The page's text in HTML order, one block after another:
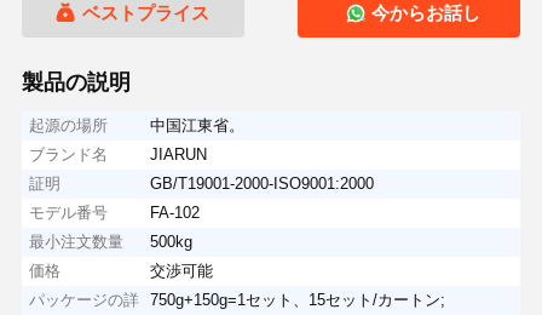
ベストプライス 今からお話し
製品の説明
起源の場所
中国江東省。
ブランド名
JIARUN
証明
GB/T19001-2000-ISO9001:2000
モデル番号
FA-102
最小注文数量
500kg
価格
交渉可能
パッケージの詳
750g+150g=1セット、15セット/カートン;